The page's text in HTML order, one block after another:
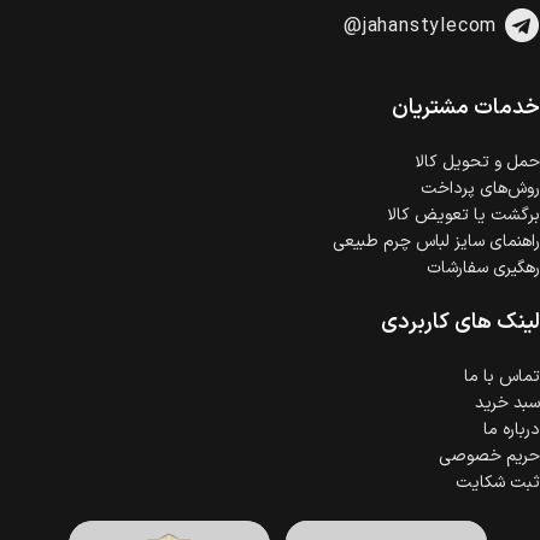
خرید اقساطی با شرایط آسان و بدون ضامن امکان‌پذیر
است.
گارانتی معتبر برای تمامی محصولات ارائه می‌شود.
@jahanstylecom
خدمات مشتریان
حمل‌ و تحویل کالا
روش‌های پرداخت
برگشت یا تعویض کالا
راهنمای سایز لباس چرم طبیعی
رهگیری سفارشات
لینک های کاربردی
تماس با ما
سبد خرید
درباره ما
حریم خصوصی
ثبت شکایت